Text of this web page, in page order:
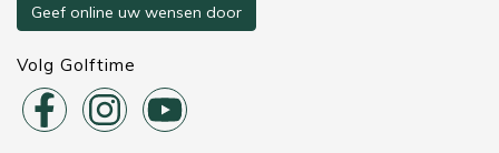
Geef online uw wensen door
Volg Golftime